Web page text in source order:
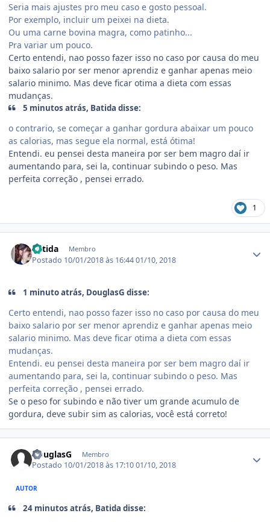
Seria mais ajustes pro meu caso e gosto pessoal.
Por exemplo, incluir um peixei na dieta.
Ou uma carne bovina magra, como patinho...
Pra variar um pouco.
Certo entendi, nao posso fazer isso no caso por causa do meu
baixo salario por ser menor aprendiz e ganhar apenas meio
salario minimo. Mas deve ficar otima a dieta com essas
mudanças.
5 minutos atrás, Batida disse:
o contrario, se começar a ganhar gordura abaixar um pouco
as calorias, mas segue ela normal, está ótima!
Entendi. eu pensei desta maneira por ser bem magro daí ir
aumentando para, sei la, continuar subindo o peso. Mas
perfeita correção , pensei errado.
1
Batida Membro
Postado 10/01/2018 às 16:4401/10, 2018
1 minuto atrás, DouglasG disse:
Certo entendi, nao posso fazer isso no caso por causa do meu
baixo salario por ser menor aprendiz e ganhar apenas meio
salario minimo. Mas deve ficar otima a dieta com essas
mudanças.
Entendi. eu pensei desta maneira por ser bem magro daí ir
aumentando para, sei la, continuar subindo o peso. Mas
perfeita correção , pensei errado.
Se o peso for subindo e não tiver um grande acumulo de
gordura, deve subir sim as calorias, você está correto!
DouglasG Membro
Postado 10/01/2018 às 17:1001/10, 2018
AUTOR
24 minutos atrás, Batida disse: